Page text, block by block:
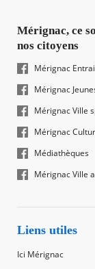
Mérignac, ce
nos citoyens
Mérignac
Mérignac
Mérignac Ville
Mérignac
Médiathèques
Mérignac Ville
Liens utiles
Ici Mérignac